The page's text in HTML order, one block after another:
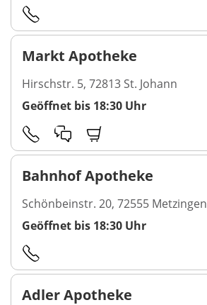
Markt Apotheke
Hirschstr. 5, 72813 St. Johann
Geöffnet bis 18:30 Uhr
Bahnhof Apotheke
Schönbeinstr. 20, 72555 Metzingen
Geöffnet bis 18:30 Uhr
Adler Apotheke